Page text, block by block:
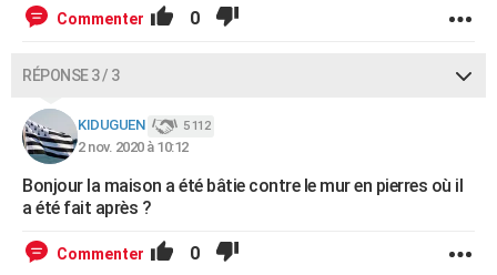
Commenter 0
RÉPONSE 3 / 3
KIDUGUEN 5 112
2 nov. 2020 à 10:12
Bonjour la maison a été bâtie contre le mur en pierres où il
a été fait après ?
Commenter 0